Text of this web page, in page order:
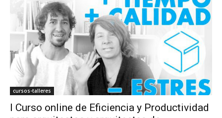
cursos-talleres
I Curso online de Eficiencia y Productividad